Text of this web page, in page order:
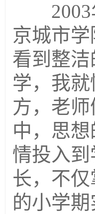
2003年
京城市
看到整
学，我
方，老
中，思
情投入
长，不
的小学